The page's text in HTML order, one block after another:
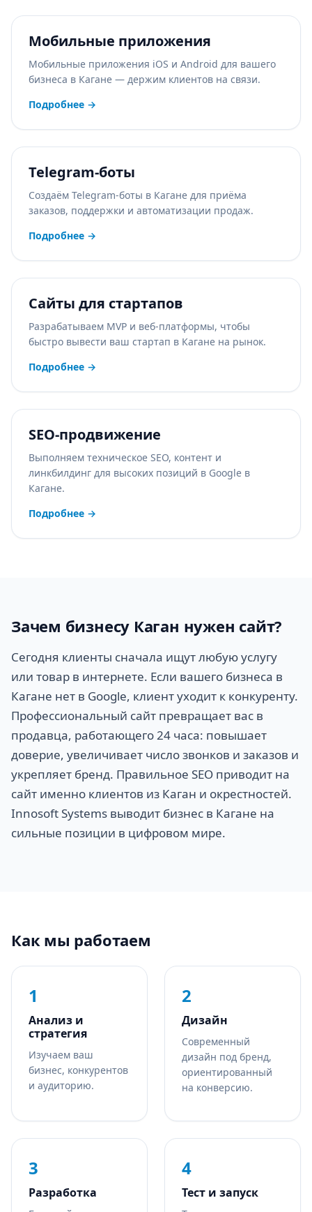
Мобильные приложения
Мобильные приложения iOS и Android для вашего
бизнеса в Кагане — держим клиентов на связи.
Подробнее →
Telegram-боты
Создаём Telegram-боты в Кагане для приёма
заказов, поддержки и автоматизации продаж.
Подробнее →
Сайты для стартапов
Разрабатываем MVP и веб-платформы, чтобы
быстро вывести ваш стартап в Кагане на рынок.
Подробнее →
SEO-продвижение
Выполняем техническое SEO, контент и
линкбилдинг для высоких позиций в Google в
Кагане.
Подробнее →
Зачем бизнесу Каган нужен сайт?
Сегодня клиенты сначала ищут любую услугу
или товар в интернете. Если вашего бизнеса в
Кагане нет в Google, клиент уходит к конкуренту.
Профессиональный сайт превращает вас в
продавца, работающего 24 часа: повышает
доверие, увеличивает число звонков и заказов и
укрепляет бренд. Правильное SEO приводит на
сайт именно клиентов из Каган и окрестностей.
Innosoft Systems выводит бизнес в Кагане на
сильные позиции в цифровом мире.
Как мы работаем
1
Анализ и
стратегия
Изучаем ваш
бизнес, конкурентов
и аудиторию.
2
Дизайн
Современный
дизайн под бренд,
ориентированный
на конверсию.
3
Разработка
4
Тест и запуск